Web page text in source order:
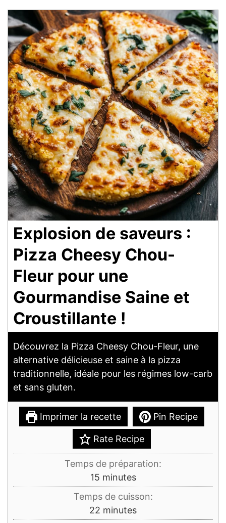
Explosion de saveurs :
Pizza Cheesy Chou-
Fleur pour une
Gourmandise Saine et
Croustillante !
Découvrez la Pizza Cheesy Chou-Fleur, une
alternative délicieuse et saine à la pizza
traditionnelle, idéale pour les régimes low-carb
et sans gluten.
Imprimer la recette Pin Recipe
Rate Recipe
Temps de préparation:
15minutes
minutes
Temps de cuisson:
22 minutes
minutes